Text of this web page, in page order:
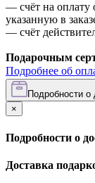
— счёт на оплату
указанную в
— счёт
Подарочным
Подробнее об
Подробности о
×
Подробности о
Доставка